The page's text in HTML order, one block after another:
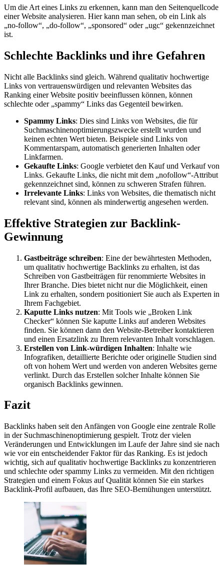
Um die Art eines Links zu erkennen, kann man den Seitenquellcode
einer Website analysieren. Hier kann man sehen, ob ein Link als
„no-follow“, „do-follow“, „sponsored“ oder „ugc“ gekennzeichnet
ist.
Schlechte Backlinks und ihre Gefahren
Nicht alle Backlinks sind gleich. Während qualitativ hochwertige
Links von vertrauenswürdigen und relevanten Websites das
Ranking einer Website positiv beeinflussen können, können
schlechte oder „spammy“ Links das Gegenteil bewirken.
Spammy Links: Dies sind Links von Websites, die für
Suchmaschinenoptimierungszwecke erstellt wurden und
keinen echten Wert bieten. Beispiele sind Links von
Kommentarspam, automatisch generierten Inhalten oder
Linkfarmen.
Gekaufte Links: Google verbietet den Kauf und Verkauf von
Links. Gekaufte Links, die nicht mit dem „nofollow“-Attribut
gekennzeichnet sind, können zu schweren Strafen führen.
Irrelevante Links: Links von Websites, die thematisch nicht
relevant sind, können als minderwertig angesehen werden.
Effektive Strategien zur Backlink-
Gewinnung
Gastbeiträge schreiben: Eine der bewährtesten Methoden,
um qualitativ hochwertige Backlinks zu erhalten, ist das
Schreiben von Gastbeiträgen für renommierte Websites in
Ihrer Branche. Dies bietet nicht nur die Möglichkeit, einen
Link zu erhalten, sondern positioniert Sie auch als Experten in
Ihrem Fachgebiet.
Kaputte Links nutzen: Mit Tools wie „Broken Link
Checker“ können Sie kaputte Links auf anderen Websites
finden. Sie können dann den Website-Betreiber kontaktieren
und einen Ersatzlink zu Ihrem relevanten Inhalt vorschlagen.
Erstellen von Link-würdigen Inhalten: Inhalte wie
Infografiken, detaillierte Berichte oder originelle Studien sind
oft von hohem Wert und werden von anderen Websites gerne
verlinkt. Durch das Erstellen solcher Inhalte können Sie
organisch Backlinks gewinnen.
Fazit
Backlinks haben seit den Anfängen von Google eine zentrale Rolle
in der Suchmaschinenoptimierung gespielt. Trotz der vielen
Veränderungen und Entwicklungen im Laufe der Jahre sind sie nach
wie vor ein entscheidender Faktor für das Ranking. Es ist jedoch
wichtig, sich auf qualitativ hochwertige Backlinks zu konzentrieren
und schlechte oder spammy Links zu vermeiden. Mit den richtigen
Strategien und einem Fokus auf Qualität können Sie ein starkes
Backlink-Profil aufbauen, das Ihre SEO-Bemühungen unterstützt.